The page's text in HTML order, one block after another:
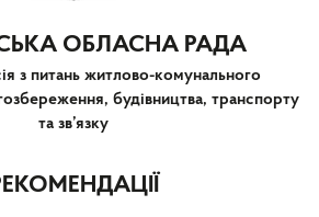
ОБЛАСНА РАДА
з питань житлово-комунального
будівництва, транспорту
та зв’язку